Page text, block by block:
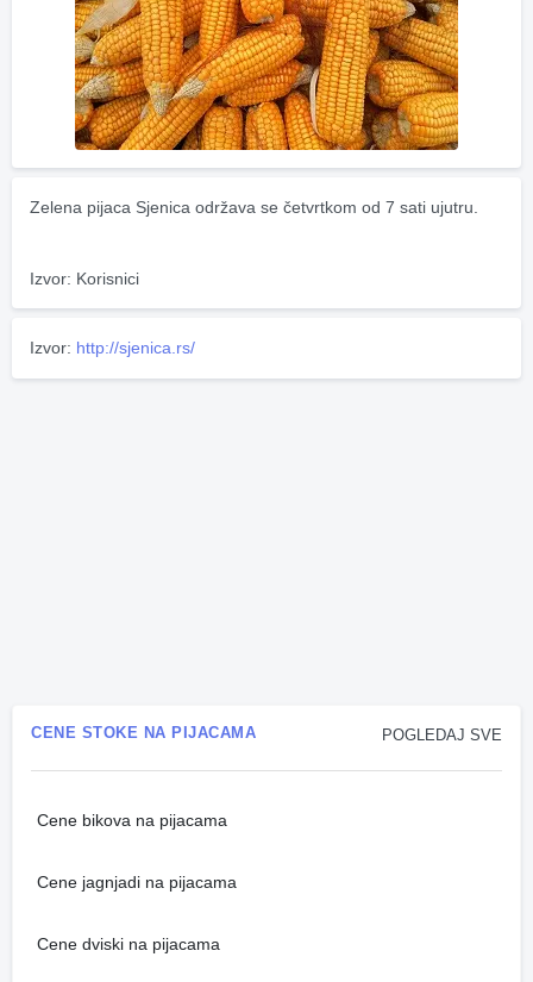
Zelena pijaca Sjenica održava se četvrtkom od 7 sati ujutru.
Izvor: Korisnici
Izvor: http://sjenica.rs/
POGLEDAJ SVE
CENE STOKE NA PIJACAMA
Cene bikova na pijacama
Cene jagnjadi na pijacama
Cene dviski na pijacama